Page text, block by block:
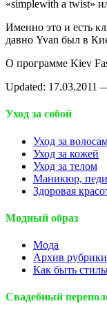
«simplewith a twist»
Именно это и есть
давно Yvan был в
О программе Kiev
Updated: 17.03.2011
Уход за собой
Уход за
Уход за кожей
Уход за телом
Маникюр,
Здоровая
Модный образ
Мода
Архив
Как быть
Свадебный